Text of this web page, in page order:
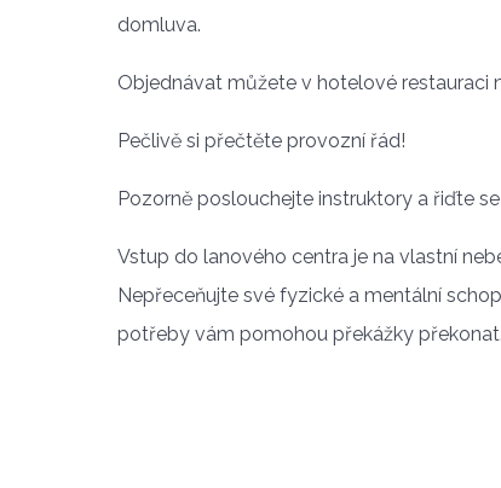
domluva.
Objednávat můžete v hotelové restauraci
Pečlivě si přečtěte provozní řád!
Pozorně poslouchejte instruktory a řiďte
Vstup do lanového centra je na vlastní
Nepřeceňujte své fyzické a mentální
potřeby vám pomohou překážky překonat.